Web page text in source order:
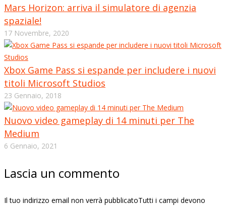
Mars Horizon: arriva il simulatore di agenzia
spaziale!
17 Novembre, 2020
Xbox Game Pass si espande per includere i nuovi
titoli Microsoft Studios
23 Gennaio, 2018
Nuovo video gameplay di 14 minuti per The
Medium
6 Gennaio, 2021
Lascia un commento
Il tuo indirizzo email non verrà pubblicatoTutti i campi devono